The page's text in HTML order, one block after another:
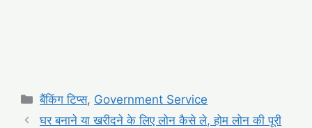
Categories
बैंकिंग टिप्स, Government Service
घर बनाने या खरीदने के लिए लोन कैसे ले, होम लोन की पूरी